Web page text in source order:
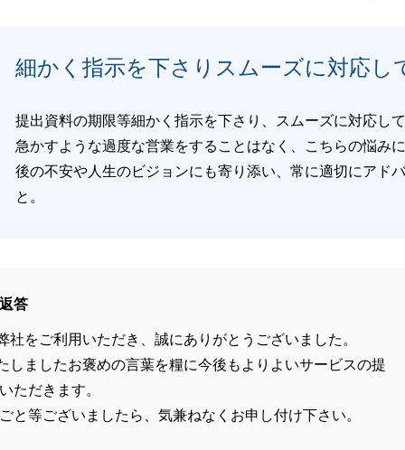
細かく指示を下さりスムーズに対応し
提出資料の期限等細かく指示を下さり、スムーズに対応し
急かすような過度な営業をすることはなく、こちらの悩み
後の不安や人生のビジョンにも寄り添い、常に適切にアド
と。
答
社をご利用いただき、誠にありがとうございました。
しましたお褒めの言葉を糧に今後もよりよいサービスの提
ただきます。
と等ございましたら、気兼ねなくお申し付け下さい。